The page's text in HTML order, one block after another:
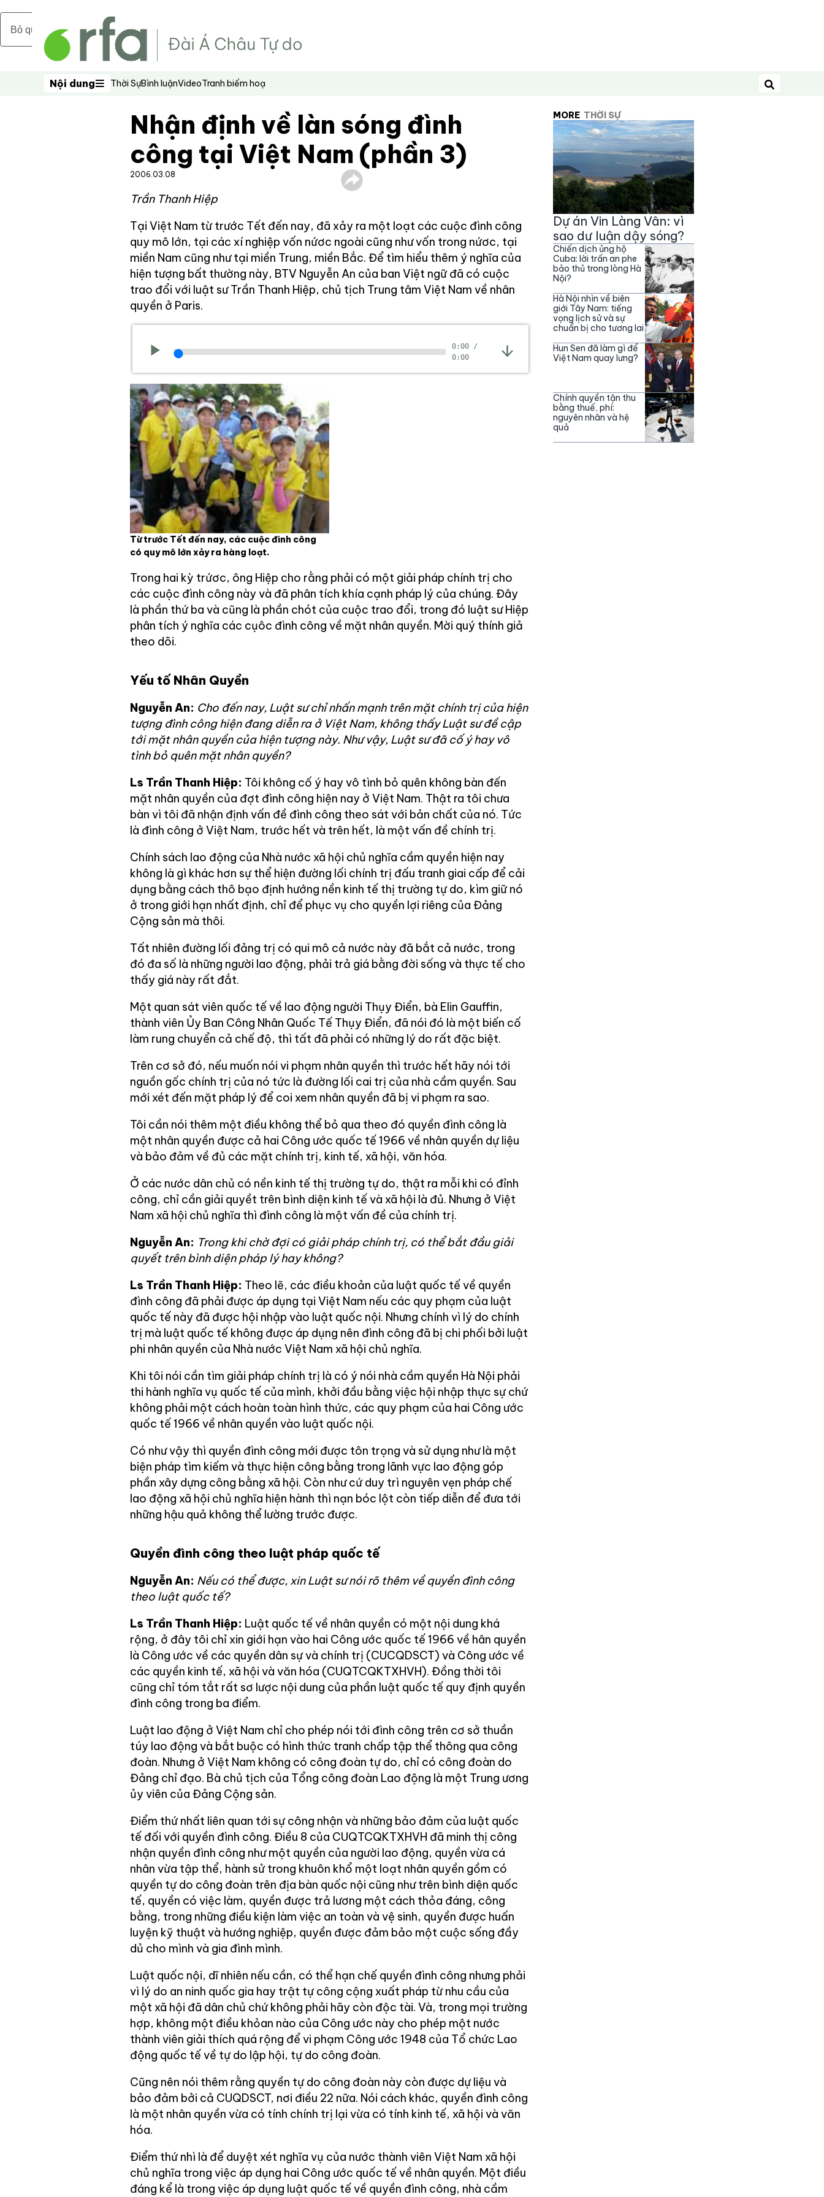
Bỏ qua nội dung chính
Nội dung
Nội dung Thời SựBình luậnVideoTranh biếm hoạ
Tìm kiếm
Nhận định về làn sóng đình
công tại Việt Nam (phần 3)
2006.03.08
Trần Thanh Hiệp
Tại Việt Nam từ trước Tết đến nay, đã xảy ra một loạt các cuộc đình công
quy mô lớn, tại các xí nghiệp vốn nứơc ngoài cũng như vốn trong nứơc, tại
miền Nam cũng như tại miền Trung, miền Bắc. Để tìm hiểu thêm ý nghĩa của
hiện tượng bất thường này, BTV Nguyễn An của ban Việt ngữ đã có cuộc
trao đổi với luật sư Trần Thanh Hiệp, chủ tịch Trung tâm Việt Nam về nhân
quyền ở Paris.
0:00 /
0:00
Từ trước Tết đến nay, các cuộc đình công
có quy mô lớn xảy ra hàng loạt.
Trong hai kỳ trứơc, ông Hiệp cho rằng phải có một giải pháp chính trị cho
các cuộc đình công này và đã phân tích khía cạnh pháp lý của chúng. Đây
là phần thứ ba và cũng là phần chót của cuộc trao đổi, trong đó luật sư Hiệp
phân tích ý nghĩa các cụôc đình công về mặt nhân quyền. Mời quý thính giả
theo dõi.
Yếu tố Nhân Quyền
Nguyễn An: Cho đến nay, Luật sư chỉ nhấn mạnh trên mặt chính trị của hiện
tượng đình công hiện đang diễn ra ở Việt Nam, không thấy Luật sư đề cập
tới mặt nhân quyền của hiện tượng này. Như vậy, Luật sư đã cố ý hay vô
tình bỏ quên mặt nhân quyền?
Ls Trần Thanh Hiệp: Tôi không cố ý hay vô tình bỏ quên không bàn đến
mặt nhân quyền của đợt đình công hiện nay ở Việt Nam. Thật ra tôi chưa
bàn vì tôi đã nhận định vấn đề đình công theo sát với bản chất của nó. Tức
là đình công ở Việt Nam, trước hết và trên hết, là một vấn đề chính trị.
Chính sách lao động của Nhà nước xã hội chủ nghĩa cầm quyền hiện nay
không là gì khác hơn sự thể hiện đường lối chính trị đấu tranh giai cấp để cải
dụng bằng cách thô bạo định hướng nền kinh tế thị trường tự do, kìm giữ nó
ở trong giới hạn nhất định, chỉ để phục vụ cho quyền lợi riêng của Đảng
Cộng sản mà thôi.
Tất nhiên đường lối đảng trị có qui mô cả nước này đã bắt cả nước, trong
đó đa số là những người lao động, phải trả giá bằng đời sống và thực tế cho
thấy giá này rất đắt.
Một quan sát viên quốc tế về lao động người Thụy Điển, bà Elin Gauffin,
thành viên Ủy Ban Công Nhân Quốc Tế Thụy Điển, đã nói đó là một biến cố
làm rung chuyển cả chế độ, thì tất đã phải có những lý do rất đặc biệt.
Trên cơ sở đó, nếu muốn nói vi phạm nhân quyền thì trước hết hãy nói tới
nguồn gốc chính trị của nó tức là đường lối cai trị của nhà cầm quyền. Sau
mới xét đến mặt pháp lý để coi xem nhân quyền đã bị vi phạm ra sao.
Tôi cần nói thêm một điều không thể bỏ qua theo đó quyền đình công là
một nhân quyền được cả hai Công ước quốc tế 1966 về nhân quyền dự liệu
và bảo đảm về đủ các mặt chính trị, kinh tế, xã hội, văn hóa.
Ở các nước dân chủ có nền kinh tế thị trường tự do, thật ra mỗi khi có đỉnh
công, chỉ cần giải quyềt trên bình diện kinh tế và xã hội là đủ. Nhưng ở Việt
Nam xã hội chủ nghĩa thì đình công là một vấn đề của chính trị.
Nguyễn An: Trong khi chờ đợi có giải pháp chính trị, có thể bắt đầu giải
quyết trên bình diện pháp lý hay không?
Ls Trần Thanh Hiệp: Theo lẽ, các điều khoản của luật quốc tế về quyền
đình công đã phải được áp dụng tại Việt Nam nếu các quy phạm của luật
quốc tế này đã được hội nhập vào luật quốc nội. Nhưng chính vì lý do chính
trị mà luật quốc tế không được áp dụng nên đình công đã bị chi phối bởi luật
phi nhân quyền của Nhà nước Việt Nam xã hội chủ nghĩa.
Khi tôi nói cần tìm giải pháp chính trị là có ý nói nhà cầm quyền Hà Nội phải
thi hành nghĩa vụ quốc tế của mình, khởi đầu bằng việc hội nhập thực sự chứ
không phải một cách hoàn toàn hình thức, các quy phạm của hai Công ước
quốc tế 1966 về nhân quyền vào luật quốc nội.
Có như vậy thì quyền đình công mới được tôn trọng và sử dụng như là một
biện pháp tìm kiếm và thực hiện công bằng trong lãnh vực lao động góp
phần xây dựng công bằng xã hội. Còn như cứ duy trì nguyên vẹn pháp chế
lao động xã hội chủ nghĩa hiện hành thì nạn bóc lột còn tiếp diễn để đưa tới
những hậu quả không thể lường trước được.
Quyền đình công theo luật pháp quốc tế
Nguyễn An: Nếu có thể được, xin Luật sư nói rõ thêm về quyền đình công
theo luật quốc tế?
Ls Trần Thanh Hiệp: Luật quốc tế về nhân quyền có một nội dung khá
rộng, ở đây tôi chỉ xin giới hạn vào hai Công ước quốc tế 1966 về hân quyền
là Công ước về các quyền dân sự và chính trị (CUCQDSCT) và Công ước về
các quyền kinh tế, xã hội và văn hóa (CUQTCQKTXHVH). Đồng thời tôi
cũng chỉ tóm tắt rất sơ lược nội dung của phần luật quốc tế quy định quyền
đình công trong ba điểm.
Luật lao động ở Việt Nam chỉ cho phép nói tới đình công trên cơ sở thuần
túy lao động và bắt buộc có hình thức tranh chấp tập thể thông qua công
đoàn. Nhưng ở Việt Nam không có công đoàn tự do, chỉ có công đoàn do
Đảng chỉ đạo. Bà chủ tịch của Tổng công đoàn Lao động là một Trung ương
ủy viên của Đảng Cộng sản.
Điểm thứ nhất liên quan tới sự công nhận và những bảo đảm của luật quốc
tế đối với quyền đình công. Điều 8 của CUQTCQKTXHVH đã minh thị công
nhận quyền đình công như một quyền của người lao động, quyền vừa cá
nhân vừa tập thể, hành sử trong khuôn khổ một loạt nhân quyền gồm có
quyền tự do công đoàn trên địa bàn quốc nội cũng như trên bình diện quốc
tế, quyền có việc làm, quyền được trả lương một cách thỏa đáng, công
bằng, trong những điều kiện làm việc an toàn và vệ sinh, quyền được huấn
luyện kỹ thuật và hướng nghiệp, quyền được đảm bảo một cuộc sống đầy
dủ cho mình và gia đình mình.
Luật quốc nội, dĩ nhiên nếu cần, có thể hạn chế quyền đình công nhưng phải
vì lý do an ninh quốc gia hay trật tự công cộng xuất pháp từ nhu cầu của
một xã hội đã dân chủ chứ không phải hãy còn độc tài. Và, trong mọi trường
hợp, không một điều khỏan nào của Công ước này cho phép một nước
thành viên giải thích quá rộng để vi phạm Công ước 1948 của Tổ chức Lao
động quốc tế về tự do lập hội, tự do công đoàn.
Cũng nên nói thêm rằng quyền tự do công đoàn này còn được dự liệu và
bảo đảm bởi cả CUQDSCT, nơi điều 22 nữa. Nói cách khác, quyền đình công
là một nhân quyền vừa có tính chính trị lại vừa có tính kinh tế, xã hội và văn
hóa.
Điểm thứ nhì là để duyệt xét nghĩa vụ của nước thành viên Việt Nam xã hội
chủ nghĩa trong việc áp dụng hai Công ước quốc tế về nhân quyền. Một điều
đáng kể là trong việc áp dụng luật quốc tế về quyền đình công, nhà cầm
MORE THỜI SỰ
Dự án Vin Làng Vân: vì
sao dư luận dậy sóng?
Chiến dịch ủng hộ
Cuba: lời trấn an phe
bảo thủ trong lòng Hà
Nội?
Hà Nội nhìn về biên
giới Tây Nam: tiếng
vọng lịch sử và sự
chuẩn bị cho tương lai
Hun Sen đã làm gì để
Việt Nam quay lưng?
Chính quyền tận thu
bằng thuế, phí:
nguyên nhân và hệ
quả